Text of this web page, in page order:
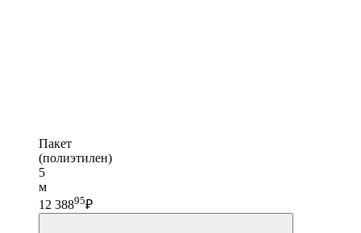
Пакет
(полиэтилен)
5
м
12 38895₽